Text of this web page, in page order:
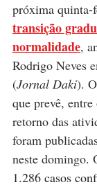
próxima quinta-
transição
normalidade,
Rodrigo Neves
(Jornal Daki).
que prevê,
retorno das
foram
neste domingo.
1.286 casos